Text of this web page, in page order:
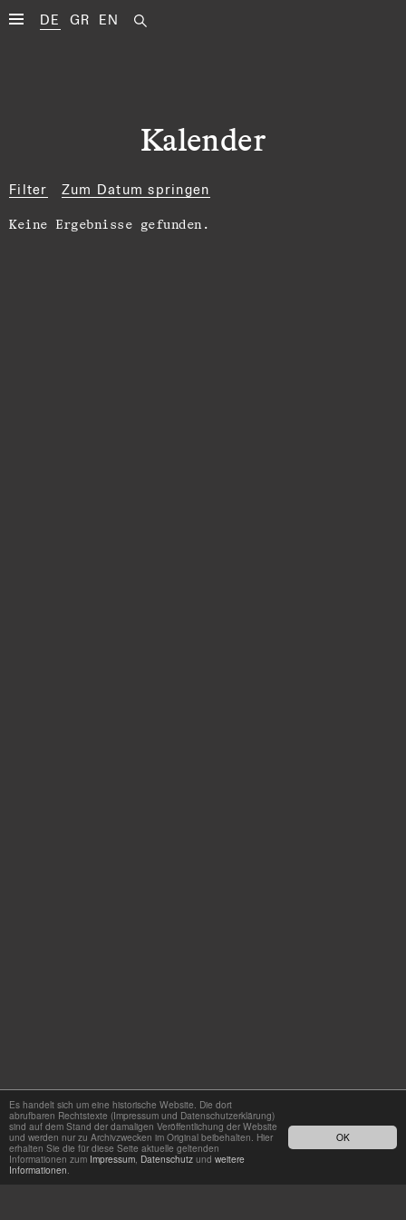
DE GR EN
Kalender
Filter Zum Datum springen
Keine Ergebnisse gefunden.
OK
Es handelt sich um eine historische Website. Die dort
abrufbaren Rechtstexte (Impressum und Datenschutzerklärung)
sind auf dem Stand der damaligen Veröffentlichung der Website
und werden nur zu Archivzwecken im Original beibehalten. Hier
erhalten Sie die für diese Seite aktuelle geltenden
Informationen zum Impressum, Datenschutz und weitere
Informationen.